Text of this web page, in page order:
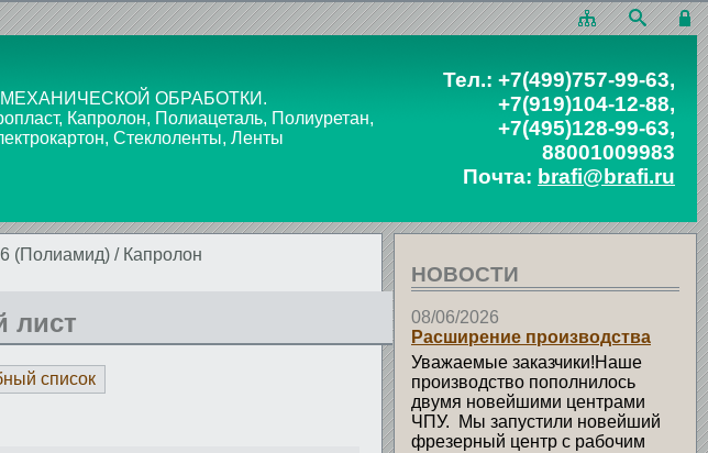
ОБРАБОТКИ.
Капролон, Полиацеталь, Полиуретан,
Стеклоленты, Ленты
Тел.: +7(499)757-99-63,
+7(919)104-12-88,
+7(495)128-99-63,
88001009983
Почта: brafi@brafi.ru
(Полиамид) / Капролон
лист
список
НОВОСТИ
08/06/2026
Расширение производства
Уважаемые заказчики!Наше
производство пополнилось
двумя новейшими центрами
ЧПУ. Мы запустили новейший
фрезерный центр с рабочим